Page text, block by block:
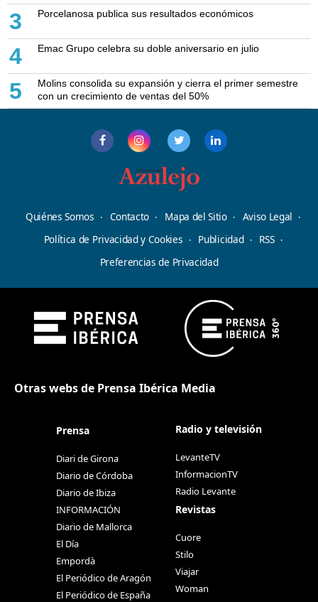
3 Porcelanosa publica sus resultados económicos
4 Emac Grupo celebra su doble aniversario en julio
5
Molins consolida su expansión y cierra el primer semestre
con un crecimiento de ventas del 50%
Quiénes Somos Contacto Mapa del Sitio
Aviso Legal
Política de Privacidad y Cookies
Publicidad
RSS
Preferencias de Privacidad
Otras webs de Prensa Ibérica Media
Prensa
Diari de Girona
Diario de Córdoba
Diario de Ibiza
INFORMACIÓN
Diario de Mallorca
El Día
Empordà
El Periódico de Aragón
El Periódico de España
Radio y televisión
LevanteTV
InformacionTV
Radio Levante
Revistas
Cuore
Stilo
Viajar
Woman